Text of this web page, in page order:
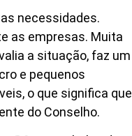
necessidades.
as empresas. Muita
a situação, faz um
e pequenos
o que significa que
do Conselho.